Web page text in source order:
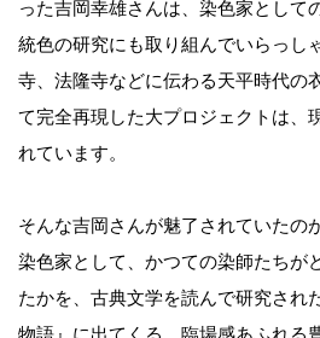
った吉岡幸雄さんは、染色家として
統色の研究にも取り組んでいらっし
寺、法隆寺などに伝わる天平時代の
て完全再現した大プロジェクトは、
れています。
そんな吉岡さんが魅了されていたの
染色家として、かつての染師たちが
たかを、古典文学を読んで研究され